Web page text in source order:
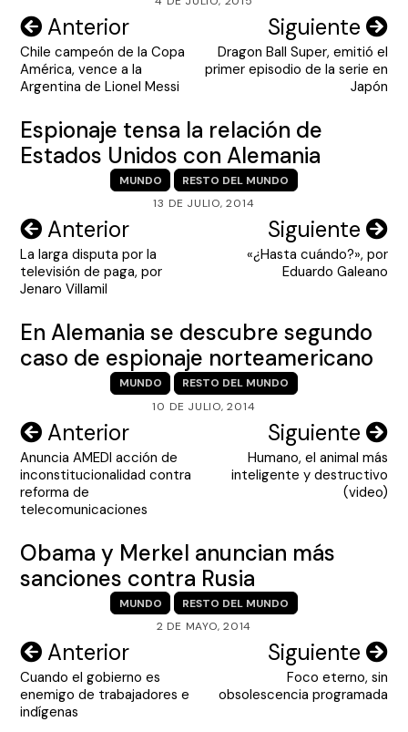
Navegación
de
entradas
Anterior
Chile campeón de la Copa
América, vence a la
Argentina de Lionel Messi
Siguiente
Dragon Ball Super, emitió el
primer episodio de la serie en
Japón
Espionaje tensa la relación de
Estados Unidos con Alemania
MUNDO
RESTO DEL MUNDO
13 DE JULIO, 2014
Navegación
de
entradas
Anterior
La larga disputa por la
televisión de paga, por
Jenaro Villamil
Siguiente
«¿Hasta cuándo?», por
Eduardo Galeano
En Alemania se descubre segundo
caso de espionaje norteamericano
MUNDO
RESTO DEL MUNDO
10 DE JULIO, 2014
Navegación
de
entradas
Anterior
Anuncia AMEDI acción de
inconstitucionalidad contra
reforma de
telecomunicaciones
Siguiente
Humano, el animal más
inteligente y destructivo
(video)
Obama y Merkel anuncian más
sanciones contra Rusia
MUNDO
RESTO DEL MUNDO
2 DE MAYO, 2014
Navegación
de
entradas
Anterior
Cuando el gobierno es
enemigo de trabajadores e
indígenas
Siguiente
Foco eterno, sin
obsolescencia programada